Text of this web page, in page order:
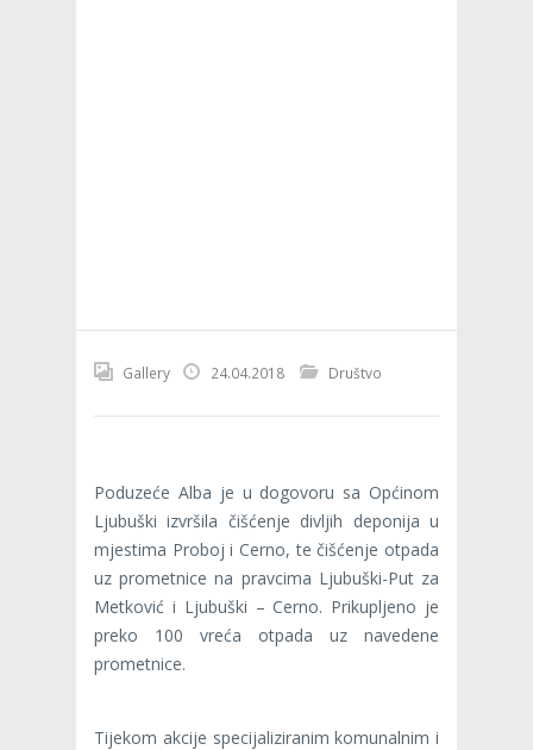
Gallery 24.04.2018 Društvo
Poduzeće Alba je u dogovoru sa Općinom
Ljubuški izvršila čišćenje divljih deponija u
mjestima Proboj i Cerno, te čišćenje otpada
uz prometnice na pravcima Ljubuški-Put za
Metković i Ljubuški – Cerno. Prikupljeno je
preko 100 vreća otpada uz navedene
prometnice.
Tijekom akcije specijaliziranim komunalnim i